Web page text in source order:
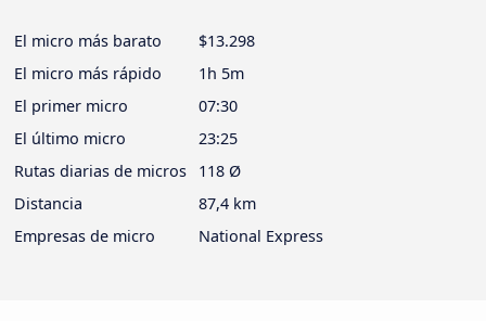
El micro más barato
$13.298
El micro más rápido
1h 5m
El primer micro
07:30
El último micro
23:25
Rutas diarias de micros
118 Ø
Distancia
87,4 km
Empresas de micro
National Express